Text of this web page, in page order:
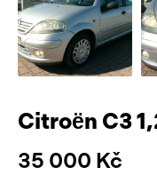
Citroën C3
35 000 Kč